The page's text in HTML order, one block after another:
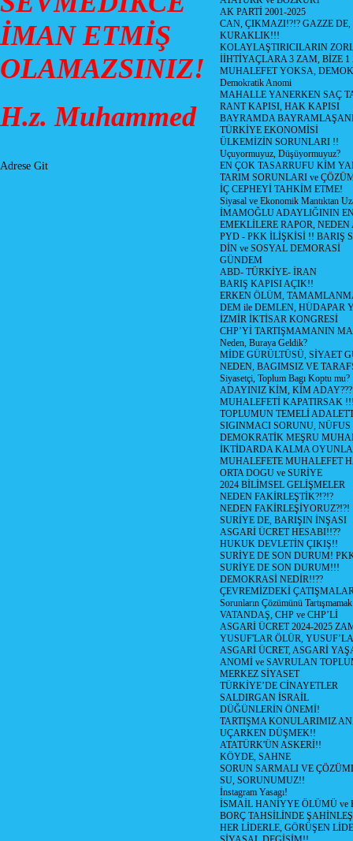
İMAN ETMİŞ
OLAMAZSINIZ!
H.z. Muhammed
Adrese Git
AK PARTİ 2001-2025
CAN, ÇIKMAZI!?!? GAZZE
KURAKLIK!!!
KOLAYLAŞTIRICILARIN
İİHTİYAÇLARA 3 ZAM, BİZE
MUHALEFET YOKSA,
Demokratik Anomi
MAHALLE YANERKEN SAÇ
RANT KAPISI, HAK KAPISI
BAYRAMDA
TÜRKİYE EKONOMİSİ
ÜLKEMİZİN SORUNLARI !!
Uçuyormuyuz, Düşüyormuyuz?
EN ÇOK TASARRUFU KİM
TARIM SORUNLARI ve
İÇ CEPHEYİ TAHKİM ETME!
Siyasal ve Ekonomik Mantıktan
İMAMOĞLU ADAYLIĞININ
EMEKLİLERE RAPOR,
PYD - PKK İLİŞKİSİ !! BARIŞ
DİN ve SOSYAL DEMORASİ
GÜNDEM
ABD- TÜRKİYE- İRAN
BARIŞ KAPISI AÇIK!!
ERKEN ÖLÜM,
DEM ile DEMLEN, HÜDAPAR
İZMİR İKTİSAR KONGRESİ
CHP’Yİ TARTIŞMAMANIN
Neden, Buraya Geldik?
MİDE GÜRÜLTÜSÜ, SİYAET
NEDEN, BAGIMSIZ VE
Siyasetçi, Toplum Bagı Koptu mu?
ADAYINIZ KİM, KİM ADAY???
MUHALEFETİ KAPATIRSAK
TOPLUMUN TEMELİ
SIGINMACI SORUNU,
DEMOKRATİK MEŞRU
İKTİDARDA KALMA
MUHALEFETE MUHALEFET
ORTA DOGU ve SURİYE
2024 BİLİMSEL GELİŞMELER
NEDEN FAKİRLEŞTİK?!?!?
NEDEN FAKİRLEŞİYORUZ?!?!
SURİYE DE, BARIŞIN İNŞASI
ASGARİ ÜCRET HESABI!!??
HUKUK DEVLETİN ÇIKIŞ!!
SURİYE DE SON DURUM!
SURİYE DE SON DURUM!!!
DEMOKRASİ NEDİR!!??
ÇEVREMİZDEKİ
Sorunların Çözümünü
VATANDAŞ, CHP ve CHP’Lİ
ASGARİ ÜCRET 2024-2025
YUSUF'LAR ÖLÜR,
ASGARİ ÜCRET, ASGARİ
ANOMİ ve SAVRULAN
MERKEZ SİYASET
TÜRKİYE’DE CİNAYETLER
SALDIRGAN İSRAİL
DÜĞÜNLERİN ÖNEMİ!
TARTIŞMA KONULARIMIZ
UÇARKEN DÜŞMEK!!
ATATÜRK'ÜN ASKERİ!!
KÖYDE, SAHNE
SORUN SARMALI VE
SU, SORUNUMUZ!!
İnstagram Yasagı!
İSMAİL HANİYYE ÖLÜMÜ ve
BORÇ TAHSİLİNDE
HER LİDERLE, GÖRÜŞEN